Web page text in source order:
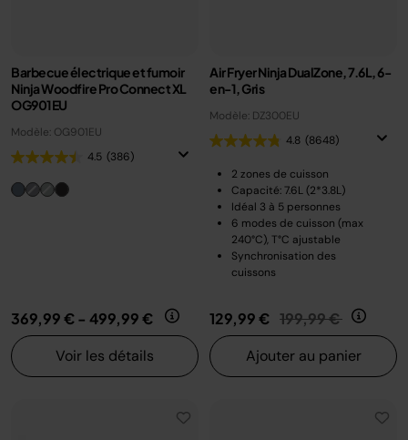
Barbecue électrique et fumoir
Ninja Woodfire Pro Connect XL
OG901EU
Modèle: OG901EU
4.5 (386)
369,99 €- 499,99 €
Voir les détails
Air Fryer Ninja DualZone, 7.6L, 6-
en-1, Gris
Modèle: DZ300EU
4.8 (8648)
2 zones de cuisson
Capacité: 7.6L (2*3.8L)
Idéal 3 à 5 personnes
6 modes de cuisson (max
240°C), T°C ajustable
Synchronisation des
cuissons
129,99 € Prix réduit de
199,99 € au
Ajouter au panier